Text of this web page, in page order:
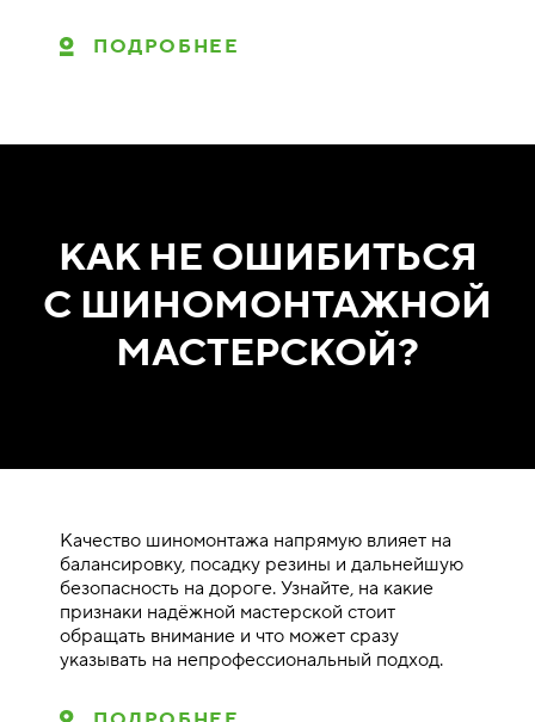
ПОДРОБНЕЕ
КАК НЕ ОШИБИТЬСЯ
С ШИНОМОНТАЖНОЙ
МАСТЕРСКОЙ?
Качество шиномонтажа напрямую влияет на
балансировку, посадку резины и дальнейшую
безопасность на дороге. Узнайте, на какие
признаки надёжной мастерской стоит
обращать внимание и что может сразу
указывать на непрофессиональный подход.